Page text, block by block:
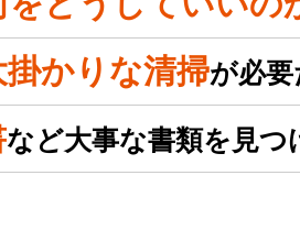
掛かりな清掃が必
など大事な書類を見